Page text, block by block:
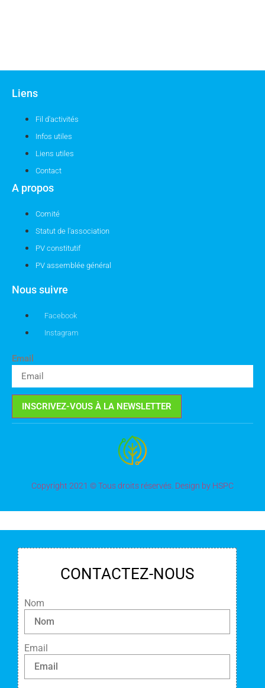
Liens
Fil d'activités
Infos utiles
Liens utiles
Contact
A propos
Comité
Statut de l'association
PV constitutif
PV assemblée général
Nous suivre
Facebook
Instagram
Email
INSCRIVEZ-VOUS À LA NEWSLETTER
Copyright 2021 © Tous droits réservés. Design by HSPC
CONTACTEZ-NOUS
Nom
Email